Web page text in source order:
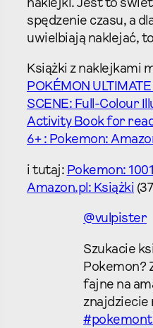
naklejki. Jest to
spędzenie czasu, a
uwielbiają naklejać,
Książki z naklejkami
POKÉMON
SCENE: Full-Colour
Activity Book for
6+ : Pokemon:
i tutaj: Pokemon:
Amazon.pl: Książki
@vulpister
Szukacie
Pokemon?
fajne na
znajdziecie